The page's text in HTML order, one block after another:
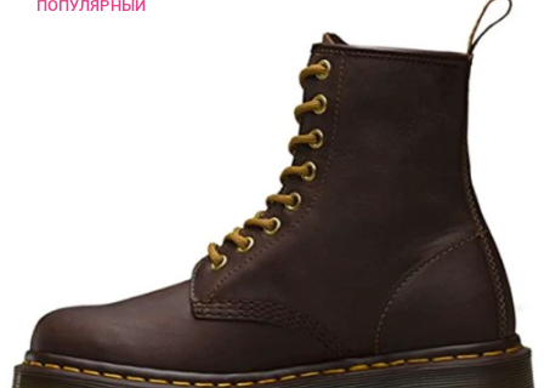
ПОПУЛЯРНЫЙ